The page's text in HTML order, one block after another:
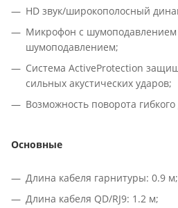
HD звук/широкополосный
Микрофон с
шумоподавлением;
Система ActiveProtection
сильных акустических ударов;
Возможность поворота
Основные
Длина кабеля гарнитуры: 0.9 м;
Длина кабеля QD/RJ9: 1.2 м;